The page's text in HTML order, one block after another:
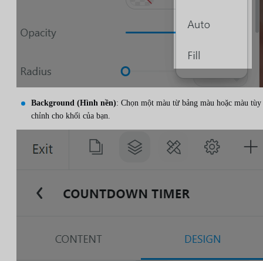
Background (Hình nền): Chọn một màu từ bảng màu hoặc màu tùy
chỉnh cho khối của bạn.